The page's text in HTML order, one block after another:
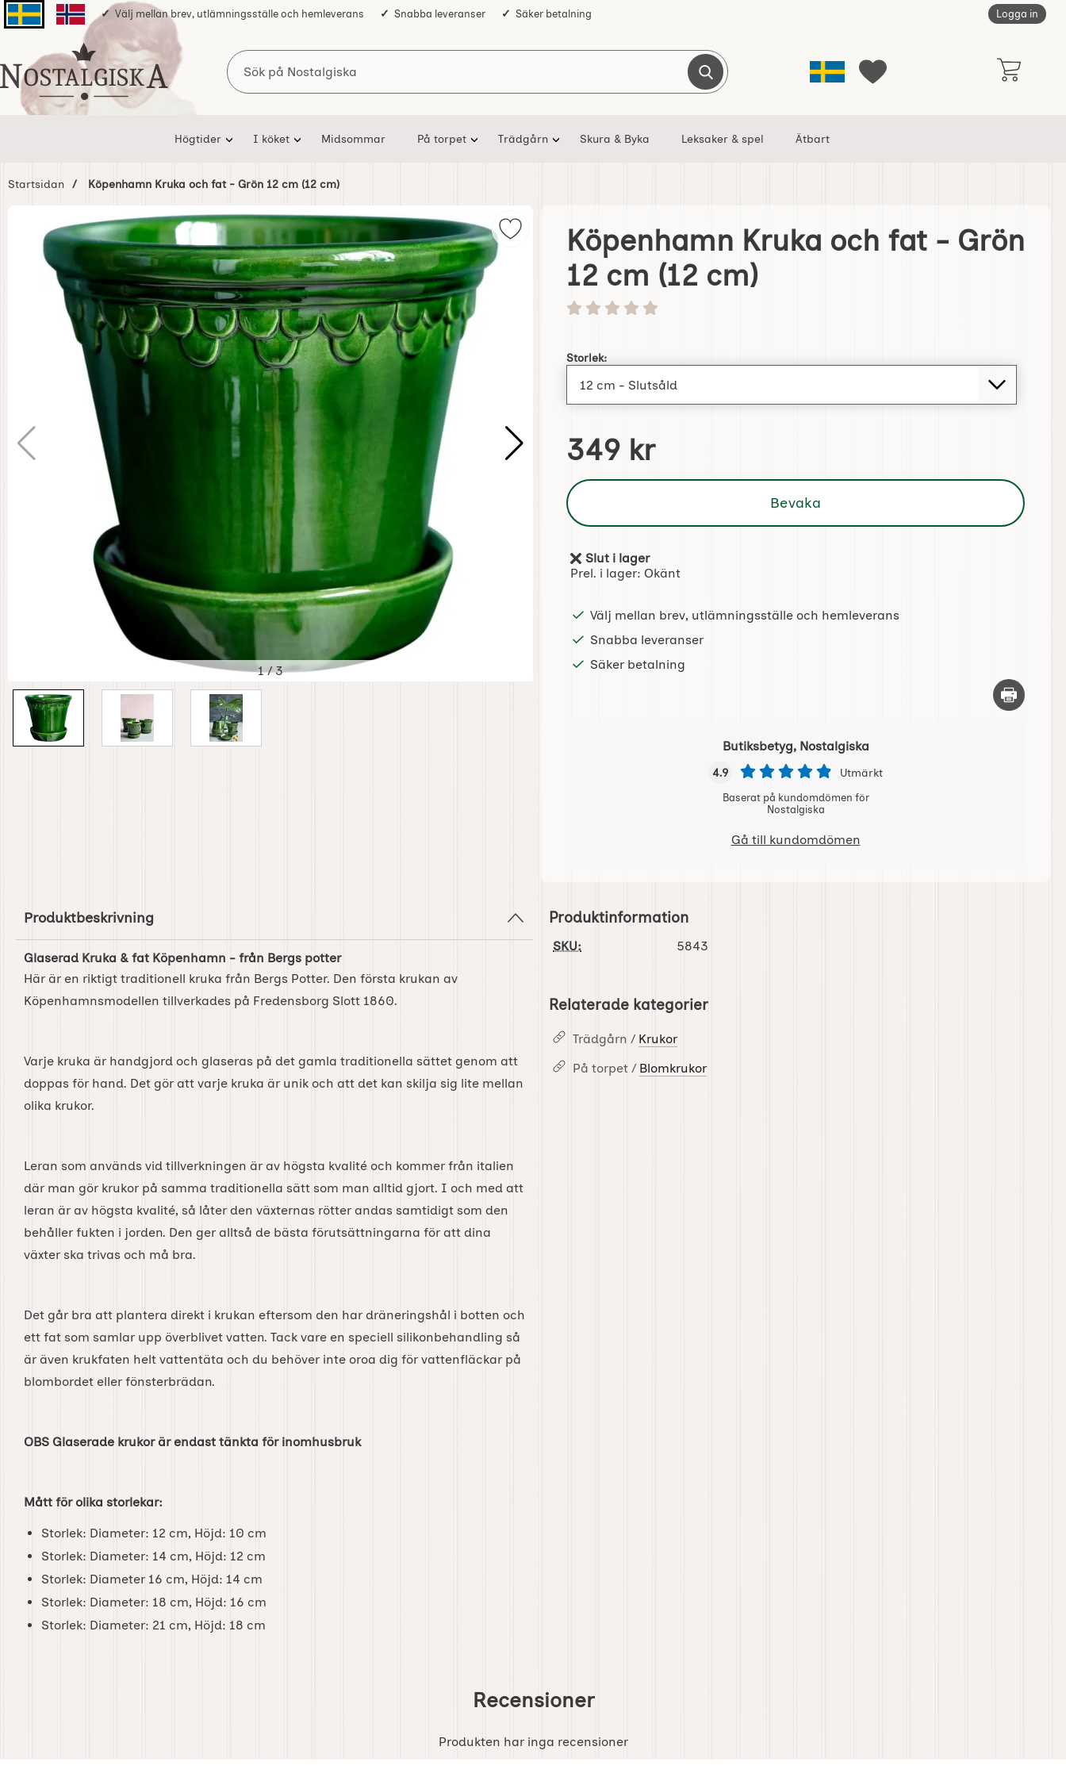
Svenska sidanNorska sidan
Välj mellan brev, utlämningsställe och hemleverans Snabba leveranser Säker betalning Logga in
Startsidan för Nostalgiska Sverige Mina favoriter
Sök
Genomför sökning
Högtider I köket Midsommar På torpet Trädgårn Skura & Byka Leksaker & spel Ätbart
Startsidan Köpenhamn Kruka och fat - Grön 12 cm (12 cm)
Markera köpenhamn Kruka och fat - Grön 12 cm (12 cm) som favorit
1/3
Köpenhamn Kruka och fat - Grön
12 cm (12 cm)
Betyg: 0 stjärnor av 5
Storlek:
pris
349 kr
Bevaka
Tillgänglighet:
Slut i lager
Prel. i lager: Okänt
Välj mellan brev, utlämningsställe och hemleverans
Snabba leveranser
Säker betalning
Skriv ut
Butiksbetyg, Nostalgiska
4.9 Utmärkt
Baserat på kundomdömen för
Nostalgiska
Gå till kundomdömen
Produktbeskrivning
Glaserad Kruka & fat Köpenhamn - från Bergs potter
Här är en riktigt traditionell kruka från Bergs Potter. Den första krukan av
Köpenhamnsmodellen tillverkades på Fredensborg Slott 1860.
Varje kruka är handgjord och glaseras på det gamla traditionella sättet genom att
doppas för hand. Det gör att varje kruka är unik och att det kan skilja sig lite mellan
olika krukor.
Leran som används vid tillverkningen är av högsta kvalité och kommer från italien
där man gör krukor på samma traditionella sätt som man alltid gjort. I och med att
leran är av högsta kvalité, så låter den växternas rötter andas samtidigt som den
behåller fukten i jorden. Den ger alltså de bästa förutsättningarna för att dina
växter ska trivas och må bra.
Det går bra att plantera direkt i krukan eftersom den har dräneringshål i botten och
ett fat som samlar upp överblivet vatten. Tack vare en speciell silikonbehandling så
är även krukfaten helt vattentäta och du behöver inte oroa dig för vattenfläckar på
blombordet eller fönsterbrädan.
OBS Glaserade krukor är endast tänkta för inomhusbruk
Mått för olika storlekar:
Storlek: Diameter: 12 cm, Höjd: 10 cm
Storlek: Diameter: 14 cm, Höjd: 12 cm
Storlek: Diameter 16 cm, Höjd: 14 cm
Storlek: Diameter: 18 cm, Höjd: 16 cm
Storlek: Diameter: 21 cm, Höjd: 18 cm
Produktinformation
SKU: 5843
Relaterade kategorier
Trädgårn / Krukor
På torpet / Blomkrukor
Recensioner
Produkten har inga recensioner